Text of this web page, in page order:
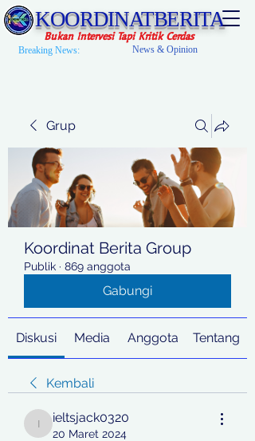
KOORDINATBERITA
Bukan Intervesi Tapi Kritik Cerdas
Breaking News: News & Opinion
Grup
Koordinat Berita Group
Publik · 869 anggota
Gabungi
Diskusi Media Anggota Tentang
Kembali
ieltsjack0320
ieltsjack0320
20 Maret 2024